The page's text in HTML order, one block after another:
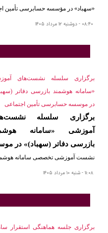
«سهباد» در مؤسسه حسابرسی تأمین
٠٨:٤٠ - دوشنبه ١٢ مرداد ١٤٠٥
برگزاری سلسله نشست‌های
«سامانه هوشمند بازرسی دفاتر
در موسسه حسابرسی تأمین اجتماعی
برگزاری سلسله
آموزشی «سامانه
بازرسی دفاتر (سهباد)» در
نشست آموزشی تخصصی سامانه
١١:٠٨ - شنبه ١٠ مرداد ١٤٠٥
برگزاری جلسه هماهنگی استقرار